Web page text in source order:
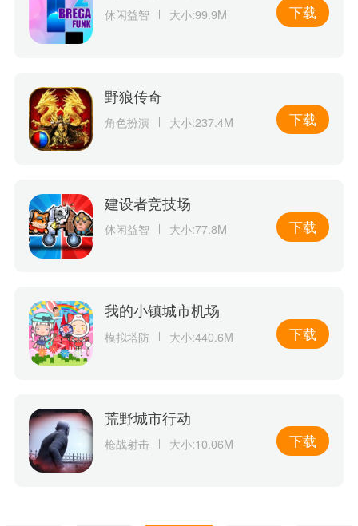
休闲益智 大小:99.9M 下载
野狼传奇
角色扮演 大小:237.4M 下载
建设者竞技场
休闲益智 大小:77.8M 下载
我的小镇城市机场
模拟塔防 大小:440.6M 下载
荒野城市行动
枪战射击 大小:10.06M 下载